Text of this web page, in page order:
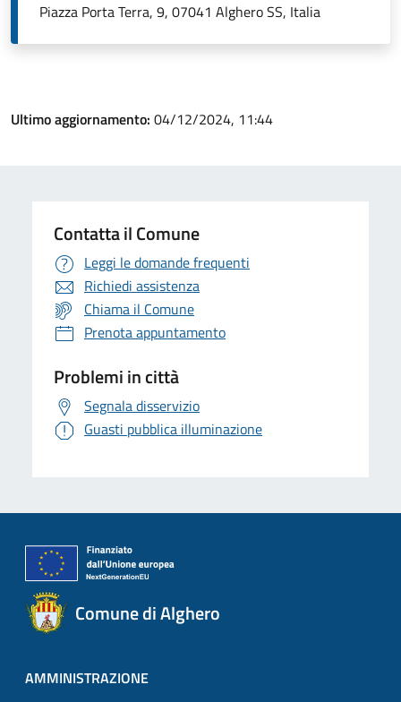
Piazza Porta Terra, 9, 07041 Alghero SS, Italia
Ultimo aggiornamento: 04/12/2024, 11:44
Contatta il Comune
Leggi le domande frequenti
Richiedi assistenza
Chiama il Comune
Prenota appuntamento
Problemi in città
Segnala disservizio
Guasti pubblica illuminazione
Comune di Alghero
AMMINISTRAZIONE